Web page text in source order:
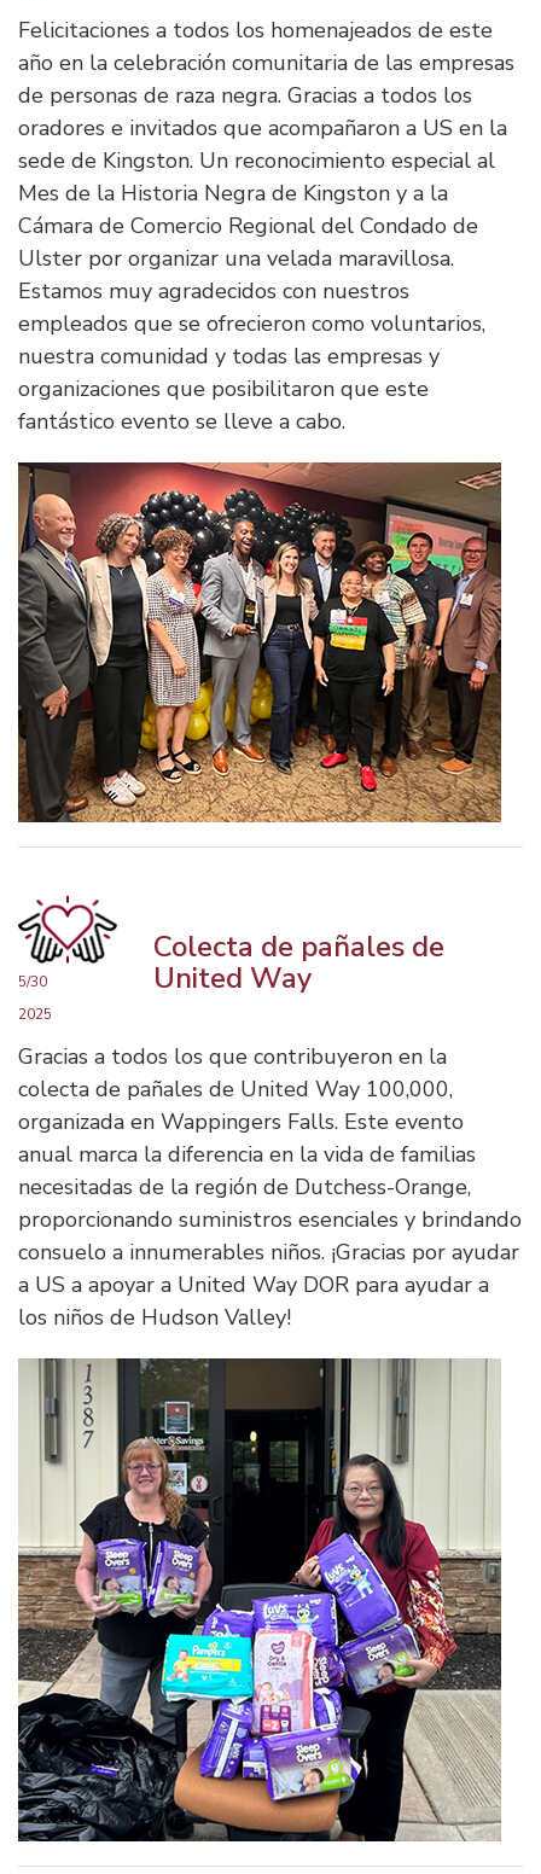
Felicitaciones a todos los homenajeados de este
año en la celebración comunitaria de las empresas
de personas de raza negra. Gracias a todos los
oradores e invitados que acompañaron a US en la
sede de Kingston. Un reconocimiento especial al
Mes de la Historia Negra de Kingston y a la
Cámara de Comercio Regional del Condado de
Ulster por organizar una velada maravillosa.
Estamos muy agradecidos con nuestros
empleados que se ofrecieron como voluntarios,
nuestra comunidad y todas las empresas y
organizaciones que posibilitaron que este
fantástico evento se lleve a cabo.
5/30
2025
Colecta de pañales de
United Way
Gracias a todos los que contribuyeron en la
colecta de pañales de United Way 100,000,
organizada en Wappingers Falls. Este evento
anual marca la diferencia en la vida de familias
necesitadas de la región de Dutchess-Orange,
proporcionando suministros esenciales y brindando
consuelo a innumerables niños. ¡Gracias por ayudar
a US a apoyar a United Way DOR para ayudar a
los niños de Hudson Valley!